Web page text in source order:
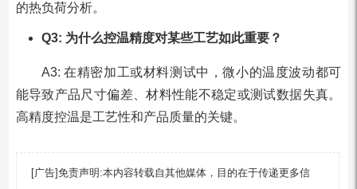
的热负荷分析。
Q3: 为什么控温精度对某些工艺如此重要？
A3: 在精密加工或材料测试中，微小的温度波动都可
能导致产品尺寸偏差、材料性能不稳定或测试数据失真。
高精度控温是工艺性和产品质量的关键。
[广告]免责声明:本内容转载自其他媒体，目的在于传递更多信